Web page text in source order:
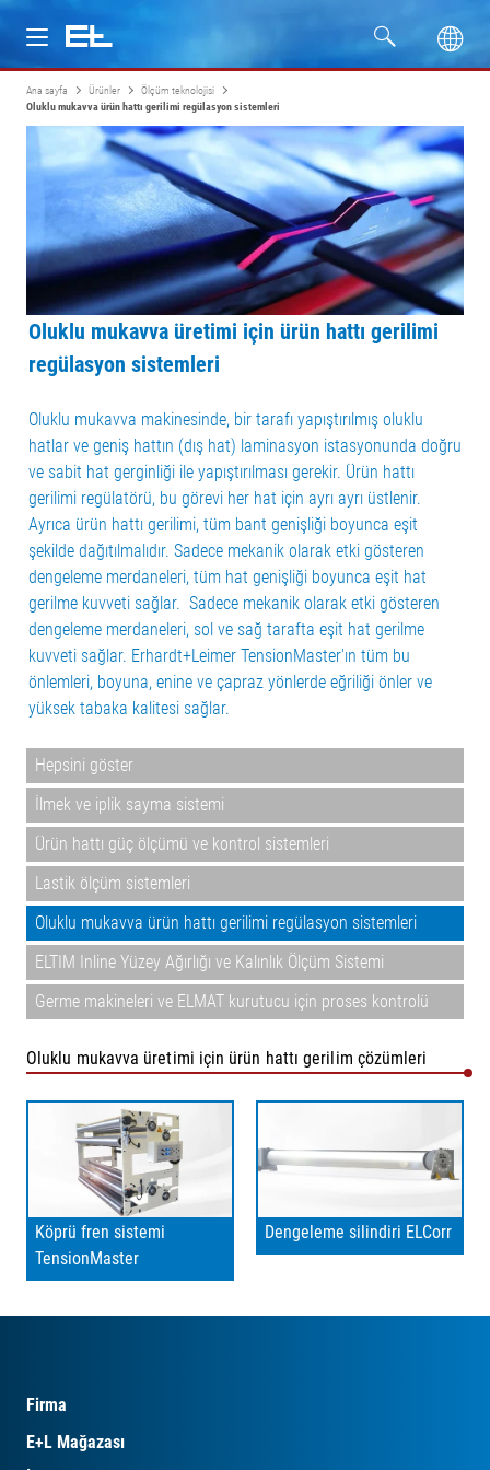
Ürünler
Sektörler
Firma
Ana sayfa Ürünler
Ölçüm teknolojisi
Oluklu mukavva ürün hattı gerilimi regülasyon sistemleri
Oluklu mukavva üretimi için ürün hattı gerilimi
regülasyon sistemleri
Oluklu mukavva makinesinde, bir tarafı yapıştırılmış oluklu
hatlar ve geniş hattın (dış hat) laminasyon istasyonunda doğru
ve sabit hat gerginliği ile yapıştırılması gerekir. Ürün hattı
gerilimi regülatörü, bu görevi her hat için ayrı ayrı üstlenir.
Ayrıca ürün hattı gerilimi, tüm bant genişliği boyunca eşit
şekilde dağıtılmalıdır. Sadece mekanik olarak etki gösteren
dengeleme merdaneleri, tüm hat genişliği boyunca eşit hat
gerilme kuvveti sağlar. Sadece mekanik olarak etki gösteren
dengeleme merdaneleri, sol ve sağ tarafta eşit hat gerilme
kuvveti sağlar. Erhardt+Leimer TensionMaster'ın tüm bu
önlemleri, boyuna, enine ve çapraz yönlerde eğriliği önler ve
yüksek tabaka kalitesi sağlar.
Hepsini göster
İlmek ve iplik sayma sistemi
Ürün hattı güç ölçümü ve kontrol sistemleri
Lastik ölçüm sistemleri
Oluklu mukavva ürün hattı gerilimi regülasyon sistemleri
ELTIM Inline Yüzey Ağırlığı ve Kalınlık Ölçüm Sistemi
Germe makineleri ve ELMAT kurutucu için proses kontrolü
Oluklu mukavva üretimi için ürün hattı gerilim çözümleri
Köprü fren sistemi
TensionMaster
Dengeleme silindiri ELCorr
Firma
E+L Mağazası